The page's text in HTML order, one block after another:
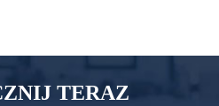
TERAZ